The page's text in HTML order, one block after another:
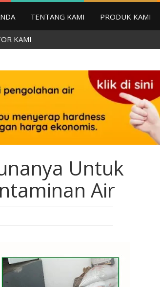
TENTANG KAMI PRODUK KAMI
KAMI
Untuk
Air